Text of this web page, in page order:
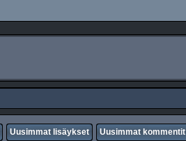
Uusimmat lisäykset Uusimmat kommentit